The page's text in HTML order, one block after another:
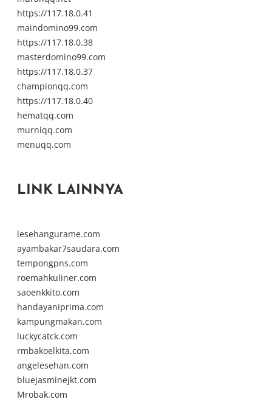
https://117.18.0.41
maindomino99.com
https://117.18.0.38
masterdomino99.com
https://117.18.0.37
championqq.com
https://117.18.0.40
hematqq.com
murniqq.com
menuqq.com
LINK LAINNYA
lesehangurame.com
ayambakar7saudara.com
tempongpns.com
roemahkuliner.com
saoenkkito.com
handayaniprima.com
kampungmakan.com
luckycatck.com
rmbakoelkita.com
angelesehan.com
bluejasminejkt.com
Mrobak.com